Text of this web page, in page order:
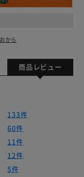
おから
商品レビュー
133件
60件
11件
12件
5件